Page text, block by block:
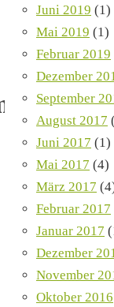
Juni 2019 (1)
Mai 2019 (1)
Februar 2019
Dezember
September
August 2017
Juni 2017 (1)
Mai 2017 (4)
März 2017
Februar 2017
Januar 2017
Dezember
November
Oktober 2016